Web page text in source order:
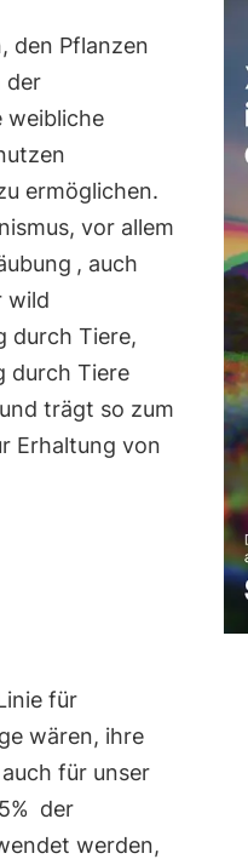
den Pflanzen
der
weibliche
ermöglichen.
vor allem
, auch
wild
durch Tiere,
durch Tiere
trägt so zum
Erhaltung von
für
wären, ihre
für unser
der
werden,